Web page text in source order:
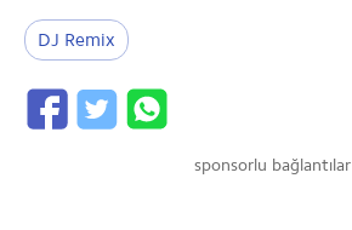
DJ Remix
sponsorlu bağlantılar